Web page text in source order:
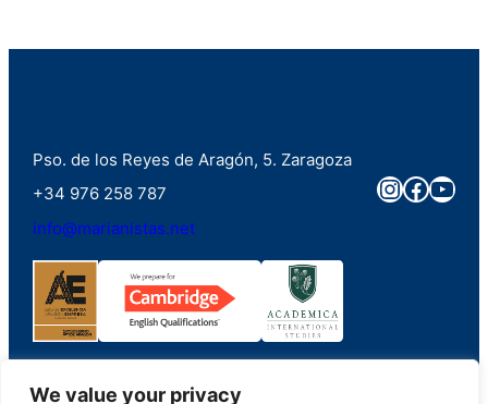
We value your privacy
Pso. de los Reyes de Aragón, 5. Zaragoza
+34 976 258 787
info@marianistas.net